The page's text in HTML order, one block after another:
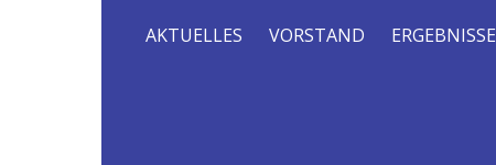
AKTUELLES VORSTAND ERGEBNISSE